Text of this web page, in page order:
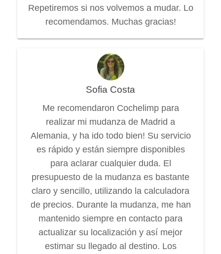
Repetiremos si nos volvemos a mudar. Lo
recomendamos. Muchas gracias!
Sofia Costa
Me recomendaron Cochelimp para
realizar mi mudanza de Madrid a
Alemania, y ha ido todo bien! Su servicio
es rápido y están siempre disponibles
para aclarar cualquier duda. El
presupuesto de la mudanza es bastante
claro y sencillo, utilizando la calculadora
de precios. Durante la mudanza, me han
mantenido siempre en contacto para
actualizar su localización y así mejor
estimar su llegado al destino. Los